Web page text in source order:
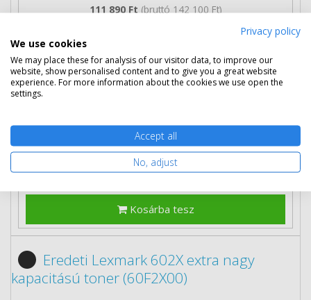
111 890 Ft (bruttó 142 100 Ft)
2 db
109 890 Ft
(bruttó 139 560 Ft) / db
3 db-tól107 990 Ft (bruttó 137 147 Ft) / db
Ingyenes szállítás
Kosárba tesz
Eredeti Lexmark 602X extra nagy
kapacitású toner (60F2X00)
Privacy policy
We use cookies
We may place these for analysis of our visitor data, to improve our
website, show personalised content and to give you a great website
experience. For more information about the cookies we use open the
settings.
Accept all
No, adjust